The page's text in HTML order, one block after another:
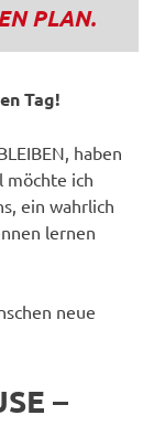
PLAN.
Tag!
haben
möchte ich
ein wahrlich
lernen
neue
–